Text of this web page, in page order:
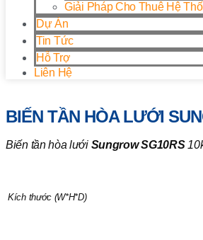
Giải Pháp Cho Thuê Hệ
Dự Án
Tin Tức
Hỗ Trợ
Liên Hệ
BIẾN TẦN HÒA LƯỚI
Biến tần hòa lưới Sungrow SG10RS
Kích thước (W*H*D)